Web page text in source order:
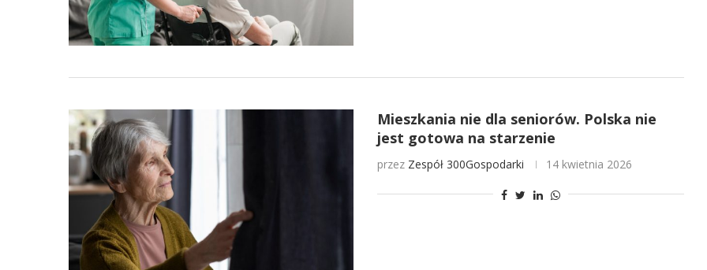
Mieszkania nie dla seniorów. Polska nie
jest gotowa na starzenie
przez Zespół 300Gospodarki 14 kwietnia 2026